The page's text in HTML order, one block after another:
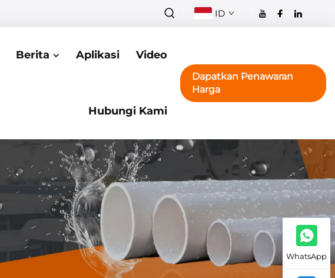
ID
Berita Aplikasi Video
Hubungi Kami
Dapatkan Penawaran
Harga
WhatsApp